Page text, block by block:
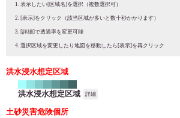
表示したい[区域名]を選択（複数選択可）
[表示]をクリック（該当区域が多いと数十秒かかります）
[詳細]で透過率を変更可能
選択区域を変更したり地図を移動したら[表示]を再クリック
洪水浸水想定区域
洪水浸水想定区域 詳細
土砂災害危険個所